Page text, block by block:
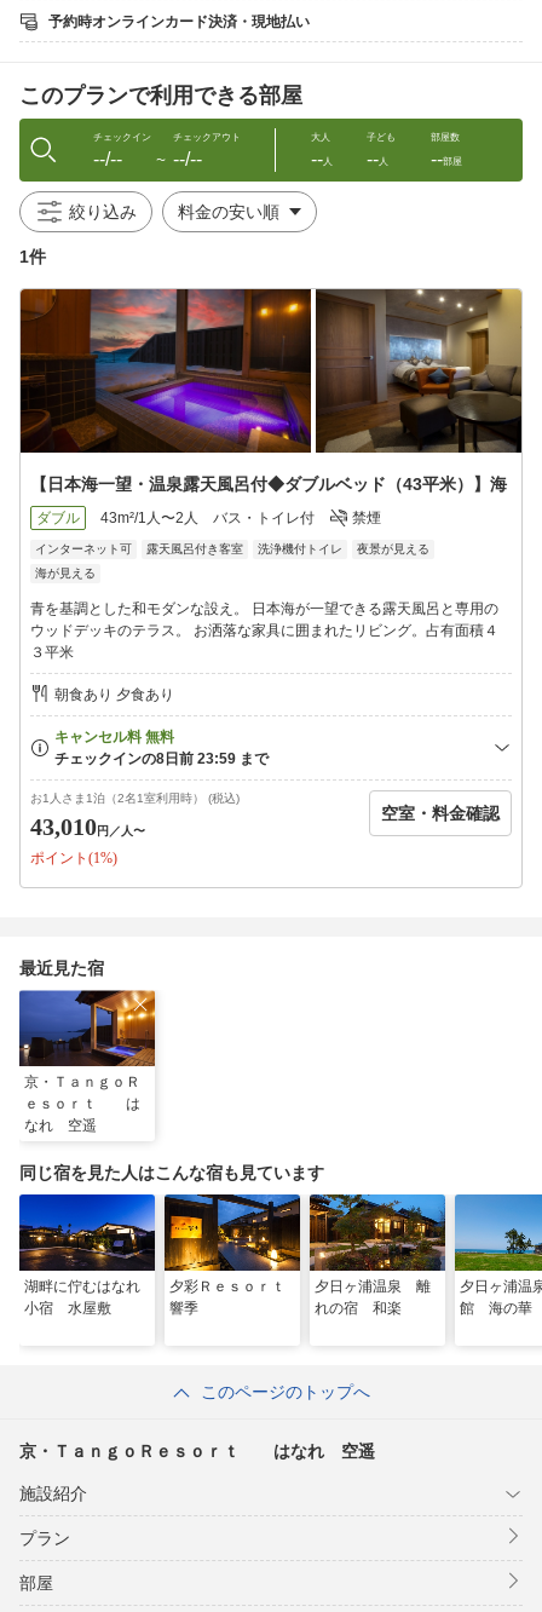
自然が奏でる「音」と「光」と「色彩」に包まれる、ここでしか
味わえない究極の癒しの時間。
トドア家具をご用意しております。
潮の香りと風の揺らぎに身をゆだね、日常の喧騒を離れて、ただ
「何もしない贅沢”」をお楽しみください。
◆客室◆
「はなれ空遥」の4室の客室は、「天地山海 和（にほん）の源
流」をテーマにそれぞれ志向を凝らした＜和モダンスイート＞の
設えです。
◆客室露天風呂◆
日本海を一望できる温泉の客室露天風呂は、Ph値9.48のアルカリ
性の天然温泉。入った瞬間にわかる、トロ〜としたいいお湯で
す。
また、客室露天風呂に浸かると「まるで海に浸かっているよう」
とお入りいただいたお客様が口を揃えって仰ります。
当館の京丹後温泉は、お肌に優しい「アルカリ性単純温泉」で
す。
何度でもお好きな時に、思う存分当館自慢の温泉をお楽しみくだ
さい。
◆眺望◆
オーシャンビューの当館からは、見渡す限りが「日本海」で、遮
る物は何もございません。
「朝陽で輝くまぶしい朝の海」「朱に染まりゆく夕景」
「海ホタルのように輝く漁火」「月に照らされた静かな夜の海」
など、刻々と姿をかえる日本海を眺めながら優雅なひとときを…
◆お食事場所◆
お食事は、朝夕共に日本海が一望できるレストランにてご用意。
（個室ではございません）
※はなれ空遥は、小学生以下のお子様はご利用できません。予め
ご了承ください。
予約時オンラインカード決済・現地払い
このプランで利用できる部屋
チェックイン
--/-- 〜
チェックアウト
--/--
大人
--人
子ども
--人
部屋数
--部屋
絞り込み
1件
【日本海一望・温泉露天風呂付◆ダブルベッド（43平米）】海
ダブル 43m²/1人〜2人 バス・トイレ付 禁煙
インターネット可 露天風呂付き客室 洗浄機付トイレ
夜景が見える
海が見える
青を基調とした和モダンな設え。 日本海が一望できる露天風呂と専用の
ウッドデッキのテラス。 お洒落な家具に囲まれたリビング。占有面積４
３平米
朝食あり 夕食あり
お1人さま1泊（2名1室利用時） (税込)
43,010円 ／人〜
ポイント(1%)
空室・料金確認
最近見た宿
京・ＴａｎｇｏＲ
ｅｓｏｒｔ は
なれ 空遥
同じ宿を見た人はこんな宿も見ています
湖畔に佇むはなれ
小宿 水屋敷
夕彩Ｒｅｓｏｒｔ
響季
夕日ヶ浦温泉 離
れの宿 和楽
夕日ヶ浦
館 海の華
このページのトップへ
京・ＴａｎｇｏＲｅｓｏｒｔ はなれ 空遥
施設紹介
プラン
部屋